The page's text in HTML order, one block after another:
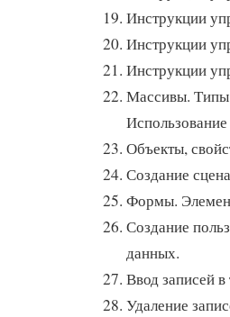
Инструкции
Инструкции
Инструкции
Массивы.
Объекты,
Создание
Формы.
Создание
данных.
Ввод записей
Удаление